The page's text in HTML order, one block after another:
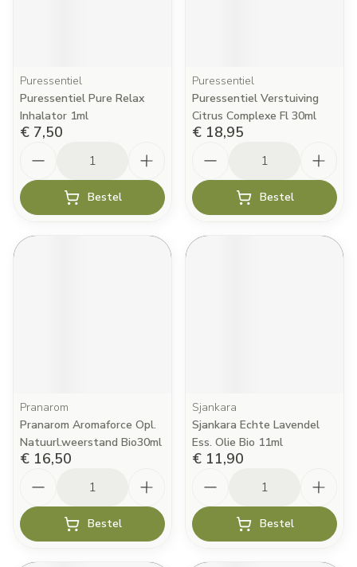
Puressentiel
Puressentiel Pure Relax
Inhalator 1ml
€ 7,50
Bestel
Puressentiel
Puressentiel Verstuiving
Citrus Complexe Fl 30ml
€ 18,95
Bestel
Pranarom
Pranarom Aromaforce Opl.
Natuurl.weerstand Bio30ml
€ 16,50
Bestel
Sjankara
Sjankara Echte Lavendel
Ess. Olie Bio 11ml
€ 11,90
Bestel